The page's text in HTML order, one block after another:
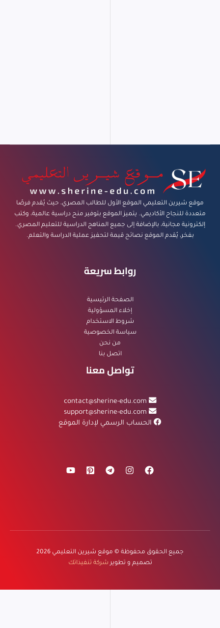
موقع شيرين التعليمي الموقع الأول للطالب المصري، حيث يُقدم فرصًا
متعددة للنجاح الأكاديمي. يتميز الموقع بتوفير منح دراسية عالمية، وكتب
إلكترونية مجانية، بالإضافة إلى جميع المناهج الدراسية للتعليم المصري.
بفخر، يُقدم الموقع نصائح قيمة لتحفيز عملية الدراسة والتعلم.
روابط سريعة
الصفحة الرئيسية
إخلاء المسؤولية
شروط الاستخدام
سياسة الخصوصية
من نحن
اتصل بنا
تواصل معنا
contact@sherine-edu.com
support@sherine-edu.com
الحساب الرسمي لإدارة الموقع
جميع الحقوق محفوظة © موقع شيرين التعليمي
تصميم و تطويرشركة تنفيذاتك